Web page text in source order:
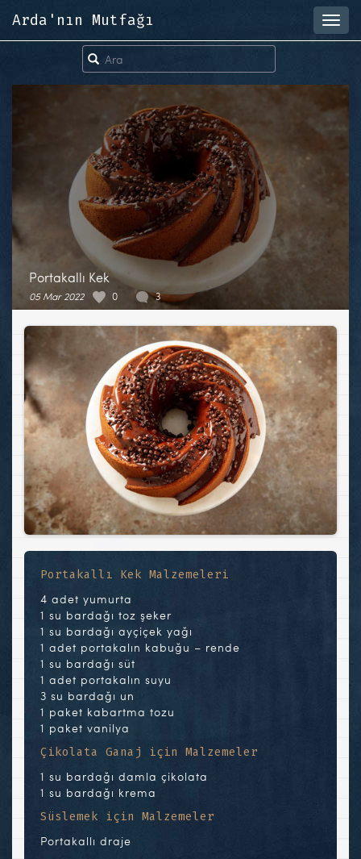
Arda'nın Mutfağı
Portakallı Kek
05 Mar 2022 0 3
Portakallı Kek Malzemeleri
4 adet yumurta
1 su bardağı toz şeker
1 su bardağı ayçiçek yağı
1 adet portakalın kabuğu – rende
1 su bardağı süt
1 adet portakalın suyu
3 su bardağı un
1 paket kabartma tozu
1 paket vanilya
Çikolata Ganaj için Malzemeler
1 su bardağı damla çikolata
1 su bardağı krema
Süslemek için Malzemeler
Portakallı draje